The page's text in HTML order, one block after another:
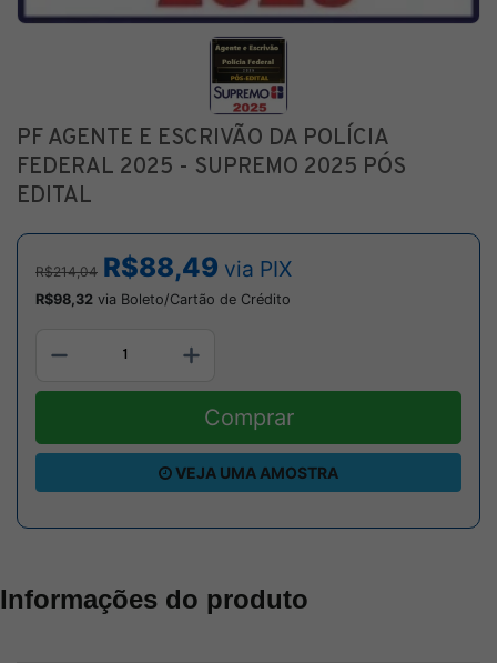
PF AGENTE E ESCRIVÃO DA POLÍCIA
FEDERAL 2025 - SUPREMO 2025 PÓS
EDITAL
R$214,04 R$88,49 via PIX
R$98,32 via Boleto/Cartão de Crédito
Comprar
VEJA UMA AMOSTRA
Informações do produto